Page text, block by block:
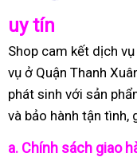
uy tín
Shop cam kết dịch
vụ ở Quận Thanh
phát sinh với sản
và bảo hành tận tình,
a. Chính sách giao